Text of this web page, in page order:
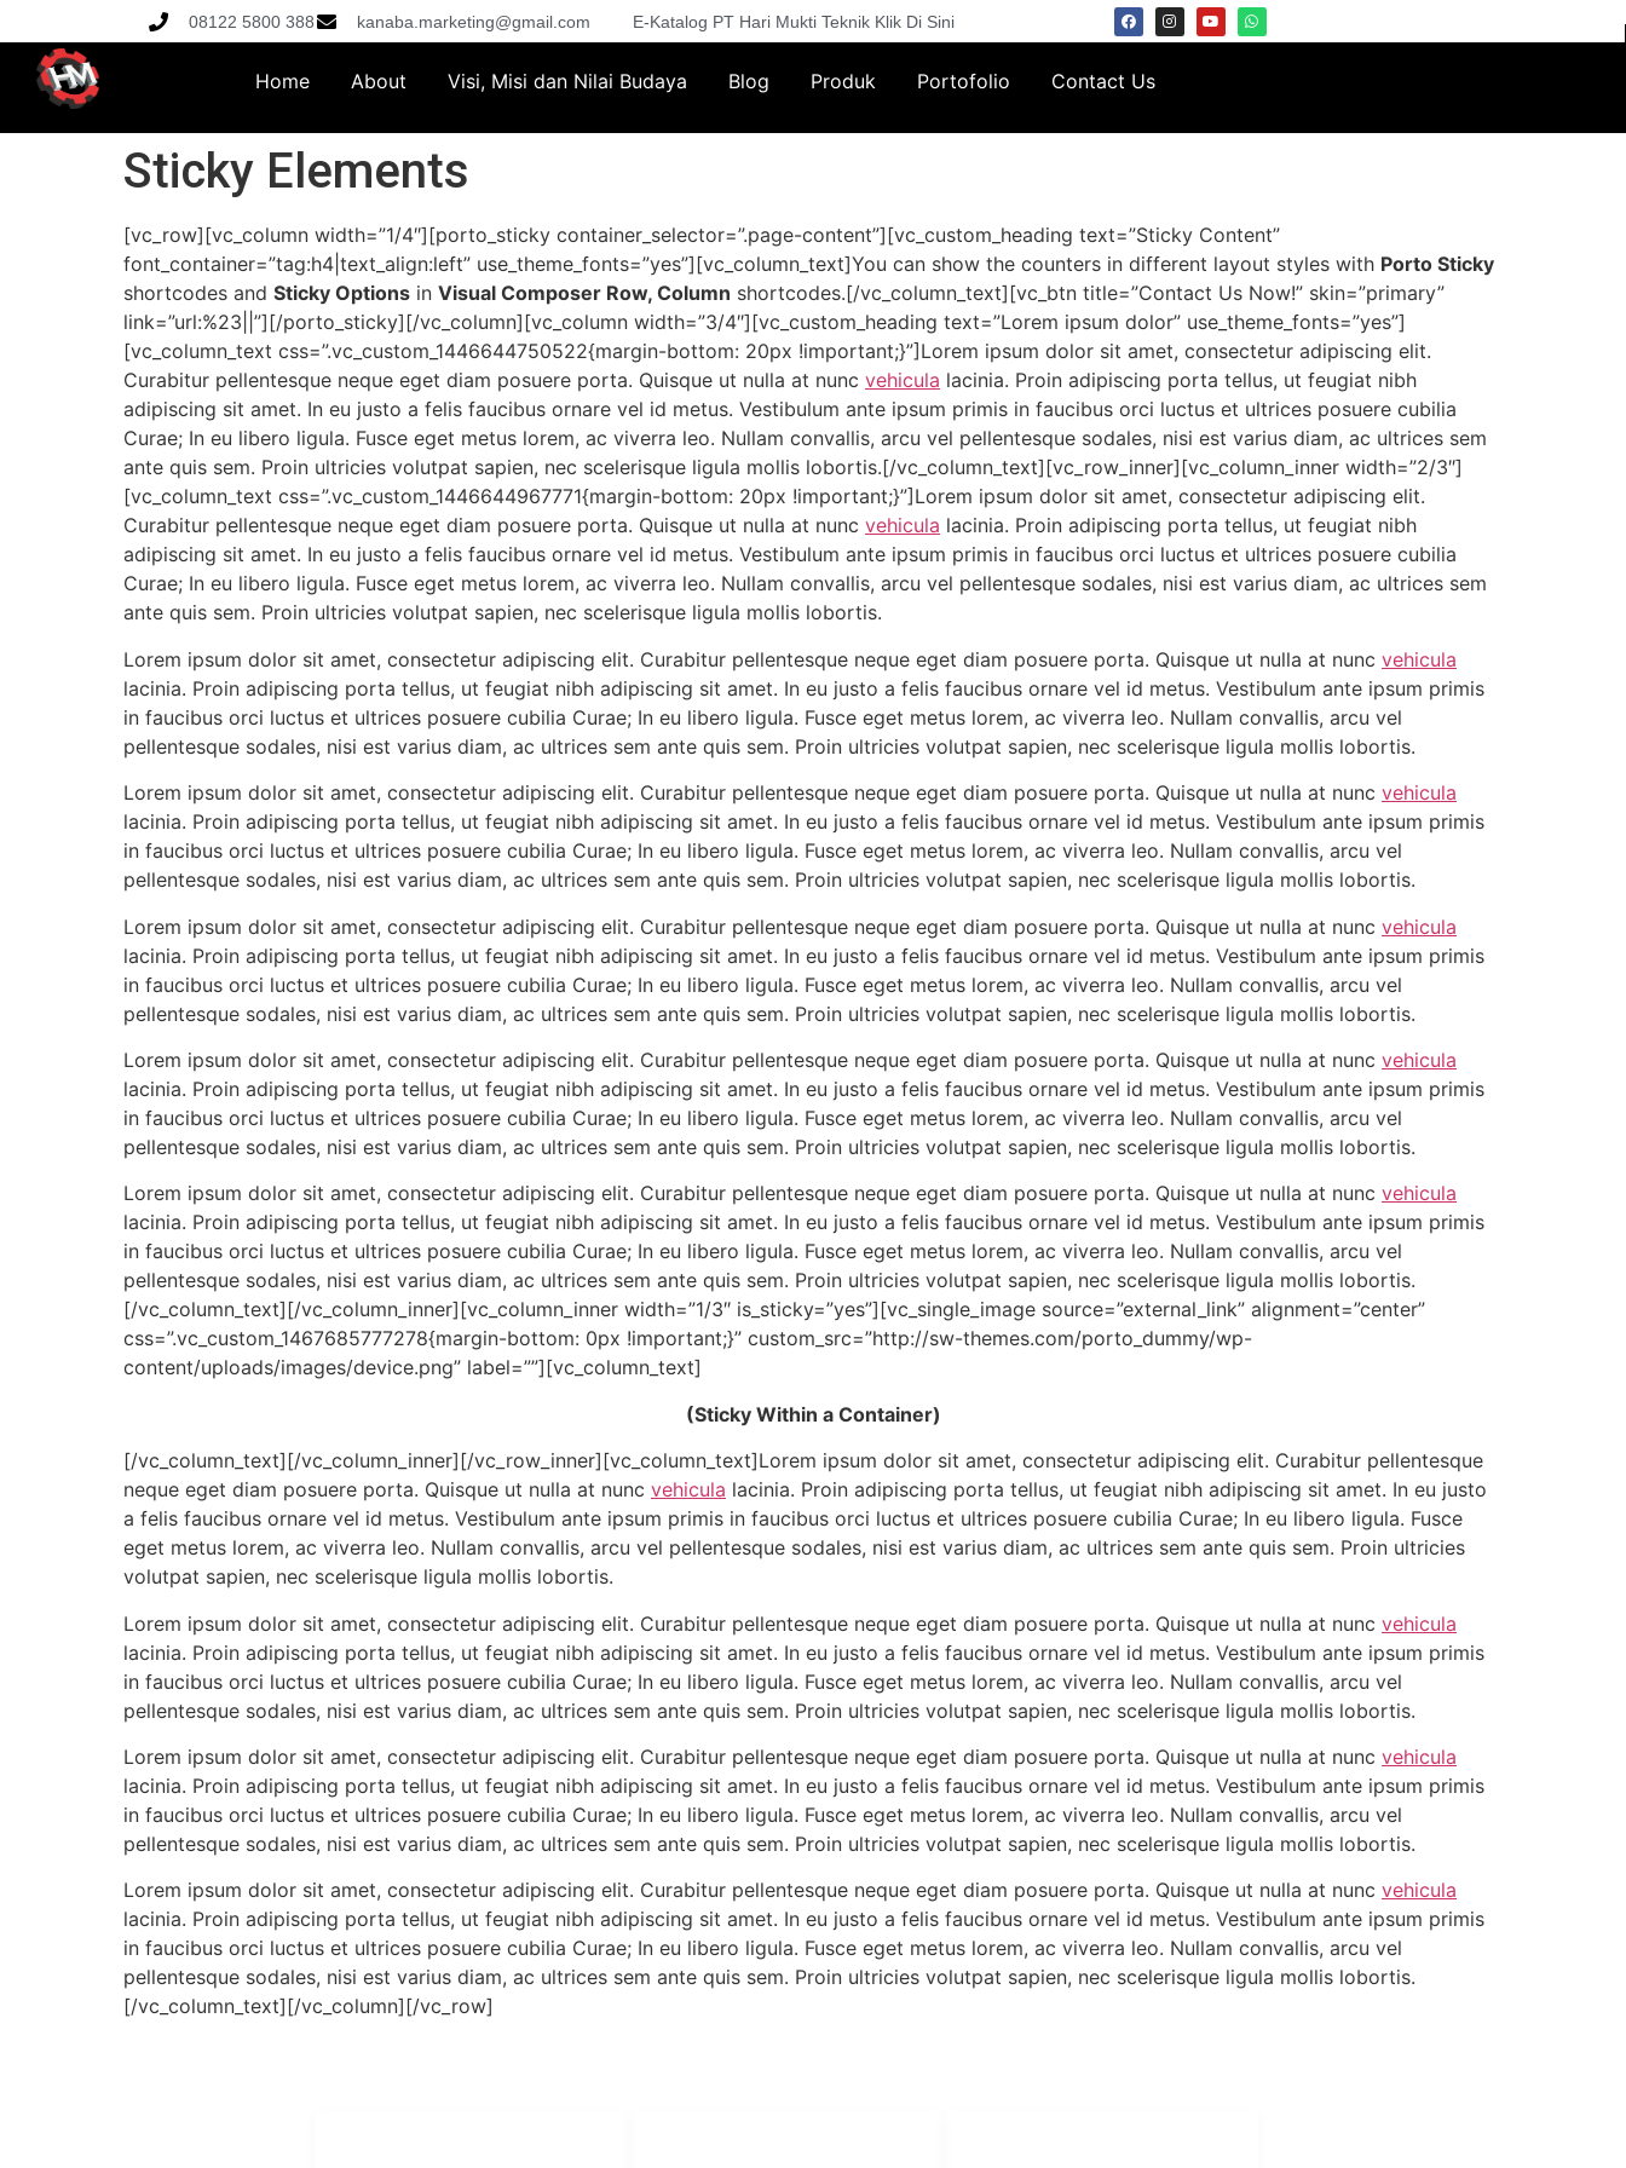
08122 5800 388 kanaba.marketing@gmail.com E-Katalog PT Hari Mukti Teknik Klik Di Sini
Home About Visi, Misi dan Nilai Budaya Blog Produk Portofolio Contact Us
Sticky Elements
[vc_row][vc_column width=”1/4″][porto_sticky container_selector=”.page-content”][vc_custom_heading text=”Sticky Content”
font_container=”tag:h4|text_align:left” use_theme_fonts=”yes”][vc_column_text]You can show the counters in different layout styles with Porto Sticky
shortcodes and Sticky Options in Visual Composer Row, Column shortcodes.[/vc_column_text][vc_btn title=”Contact Us Now!” skin=”primary”
link=”url:%23||”][/porto_sticky][/vc_column][vc_column width=”3/4″][vc_custom_heading text=”Lorem ipsum dolor” use_theme_fonts=”yes”]
[vc_column_text css=”.vc_custom_1446644750522{margin-bottom: 20px !important;}”]Lorem ipsum dolor sit amet, consectetur adipiscing elit.
Curabitur pellentesque neque eget diam posuere porta. Quisque ut nulla at nunc vehicula lacinia. Proin adipiscing porta tellus, ut feugiat nibh
adipiscing sit amet. In eu justo a felis faucibus ornare vel id metus. Vestibulum ante ipsum primis in faucibus orci luctus et ultrices posuere cubilia
Curae; In eu libero ligula. Fusce eget metus lorem, ac viverra leo. Nullam convallis, arcu vel pellentesque sodales, nisi est varius diam, ac ultrices sem
ante quis sem. Proin ultricies volutpat sapien, nec scelerisque ligula mollis lobortis.[/vc_column_text][vc_row_inner][vc_column_inner width=”2/3″]
[vc_column_text css=”.vc_custom_1446644967771{margin-bottom: 20px !important;}”]Lorem ipsum dolor sit amet, consectetur adipiscing elit.
Curabitur pellentesque neque eget diam posuere porta. Quisque ut nulla at nunc vehicula lacinia. Proin adipiscing porta tellus, ut feugiat nibh
adipiscing sit amet. In eu justo a felis faucibus ornare vel id metus. Vestibulum ante ipsum primis in faucibus orci luctus et ultrices posuere cubilia
Curae; In eu libero ligula. Fusce eget metus lorem, ac viverra leo. Nullam convallis, arcu vel pellentesque sodales, nisi est varius diam, ac ultrices sem
ante quis sem. Proin ultricies volutpat sapien, nec scelerisque ligula mollis lobortis.
Lorem ipsum dolor sit amet, consectetur adipiscing elit. Curabitur pellentesque neque eget diam posuere porta. Quisque ut nulla at nunc vehicula
lacinia. Proin adipiscing porta tellus, ut feugiat nibh adipiscing sit amet. In eu justo a felis faucibus ornare vel id metus. Vestibulum ante ipsum primis
in faucibus orci luctus et ultrices posuere cubilia Curae; In eu libero ligula. Fusce eget metus lorem, ac viverra leo. Nullam convallis, arcu vel
pellentesque sodales, nisi est varius diam, ac ultrices sem ante quis sem. Proin ultricies volutpat sapien, nec scelerisque ligula mollis lobortis.
Lorem ipsum dolor sit amet, consectetur adipiscing elit. Curabitur pellentesque neque eget diam posuere porta. Quisque ut nulla at nunc vehicula
lacinia. Proin adipiscing porta tellus, ut feugiat nibh adipiscing sit amet. In eu justo a felis faucibus ornare vel id metus. Vestibulum ante ipsum primis
in faucibus orci luctus et ultrices posuere cubilia Curae; In eu libero ligula. Fusce eget metus lorem, ac viverra leo. Nullam convallis, arcu vel
pellentesque sodales, nisi est varius diam, ac ultrices sem ante quis sem. Proin ultricies volutpat sapien, nec scelerisque ligula mollis lobortis.
Lorem ipsum dolor sit amet, consectetur adipiscing elit. Curabitur pellentesque neque eget diam posuere porta. Quisque ut nulla at nunc vehicula
lacinia. Proin adipiscing porta tellus, ut feugiat nibh adipiscing sit amet. In eu justo a felis faucibus ornare vel id metus. Vestibulum ante ipsum primis
in faucibus orci luctus et ultrices posuere cubilia Curae; In eu libero ligula. Fusce eget metus lorem, ac viverra leo. Nullam convallis, arcu vel
pellentesque sodales, nisi est varius diam, ac ultrices sem ante quis sem. Proin ultricies volutpat sapien, nec scelerisque ligula mollis lobortis.
Lorem ipsum dolor sit amet, consectetur adipiscing elit. Curabitur pellentesque neque eget diam posuere porta. Quisque ut nulla at nunc vehicula
lacinia. Proin adipiscing porta tellus, ut feugiat nibh adipiscing sit amet. In eu justo a felis faucibus ornare vel id metus. Vestibulum ante ipsum primis
in faucibus orci luctus et ultrices posuere cubilia Curae; In eu libero ligula. Fusce eget metus lorem, ac viverra leo. Nullam convallis, arcu vel
pellentesque sodales, nisi est varius diam, ac ultrices sem ante quis sem. Proin ultricies volutpat sapien, nec scelerisque ligula mollis lobortis.
Lorem ipsum dolor sit amet, consectetur adipiscing elit. Curabitur pellentesque neque eget diam posuere porta. Quisque ut nulla at nunc vehicula
lacinia. Proin adipiscing porta tellus, ut feugiat nibh adipiscing sit amet. In eu justo a felis faucibus ornare vel id metus. Vestibulum ante ipsum primis
in faucibus orci luctus et ultrices posuere cubilia Curae; In eu libero ligula. Fusce eget metus lorem, ac viverra leo. Nullam convallis, arcu vel
pellentesque sodales, nisi est varius diam, ac ultrices sem ante quis sem. Proin ultricies volutpat sapien, nec scelerisque ligula mollis lobortis.
[/vc_column_text][/vc_column_inner][vc_column_inner width=”1/3″ is_sticky=”yes”][vc_single_image source=”external_link” alignment=”center”
css=”.vc_custom_1467685777278{margin-bottom: 0px !important;}” custom_src=”http://sw-themes.com/porto_dummy/wp-
content/uploads/images/device.png” label=””][vc_column_text]
(Sticky Within a Container)
[/vc_column_text][/vc_column_inner][/vc_row_inner][vc_column_text]Lorem ipsum dolor sit amet, consectetur adipiscing elit. Curabitur pellentesque
neque eget diam posuere porta. Quisque ut nulla at nunc vehicula lacinia. Proin adipiscing porta tellus, ut feugiat nibh adipiscing sit amet. In eu justo
a felis faucibus ornare vel id metus. Vestibulum ante ipsum primis in faucibus orci luctus et ultrices posuere cubilia Curae; In eu libero ligula. Fusce
eget metus lorem, ac viverra leo. Nullam convallis, arcu vel pellentesque sodales, nisi est varius diam, ac ultrices sem ante quis sem. Proin ultricies
volutpat sapien, nec scelerisque ligula mollis lobortis.
Lorem ipsum dolor sit amet, consectetur adipiscing elit. Curabitur pellentesque neque eget diam posuere porta. Quisque ut nulla at nunc vehicula
lacinia. Proin adipiscing porta tellus, ut feugiat nibh adipiscing sit amet. In eu justo a felis faucibus ornare vel id metus. Vestibulum ante ipsum primis
in faucibus orci luctus et ultrices posuere cubilia Curae; In eu libero ligula. Fusce eget metus lorem, ac viverra leo. Nullam convallis, arcu vel
pellentesque sodales, nisi est varius diam, ac ultrices sem ante quis sem. Proin ultricies volutpat sapien, nec scelerisque ligula mollis lobortis.
Lorem ipsum dolor sit amet, consectetur adipiscing elit. Curabitur pellentesque neque eget diam posuere porta. Quisque ut nulla at nunc vehicula
lacinia. Proin adipiscing porta tellus, ut feugiat nibh adipiscing sit amet. In eu justo a felis faucibus ornare vel id metus. Vestibulum ante ipsum primis
in faucibus orci luctus et ultrices posuere cubilia Curae; In eu libero ligula. Fusce eget metus lorem, ac viverra leo. Nullam convallis, arcu vel
pellentesque sodales, nisi est varius diam, ac ultrices sem ante quis sem. Proin ultricies volutpat sapien, nec scelerisque ligula mollis lobortis.
Lorem ipsum dolor sit amet, consectetur adipiscing elit. Curabitur pellentesque neque eget diam posuere porta. Quisque ut nulla at nunc vehicula
lacinia. Proin adipiscing porta tellus, ut feugiat nibh adipiscing sit amet. In eu justo a felis faucibus ornare vel id metus. Vestibulum ante ipsum primis
in faucibus orci luctus et ultrices posuere cubilia Curae; In eu libero ligula. Fusce eget metus lorem, ac viverra leo. Nullam convallis, arcu vel
pellentesque sodales, nisi est varius diam, ac ultrices sem ante quis sem. Proin ultricies volutpat sapien, nec scelerisque ligula mollis lobortis.
[/vc_column_text][/vc_column][/vc_row]